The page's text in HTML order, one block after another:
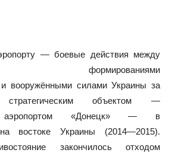
— боевые действия между
формированиями
вооружёнными силами Украины за
объектом —
аэропортом «Донецк» — в
востоке Украины (2014—2015).
закончилось отходом